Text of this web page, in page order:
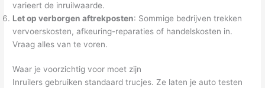
varieert de inruilwaarde.
Let op verborgen aftrekposten: Sommige bedrijven trekken
vervoerskosten, afkeuring-reparaties of handelskosten in.
Vraag alles van te voren.
Waar je voorzichtig voor moet zijn
Inruilers gebruiken standaard trucjes. Ze laten je auto testen